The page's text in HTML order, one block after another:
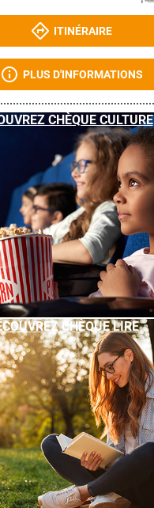
ITINÉRAIRE
PLUS D'INFORMATIONS
CHÈQUE CULTURE
CHÈQUE LIRE